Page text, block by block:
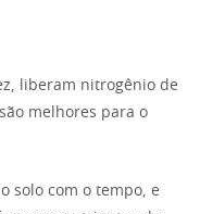
liberam nitrogênio de
melhores para o
solo com o tempo, e